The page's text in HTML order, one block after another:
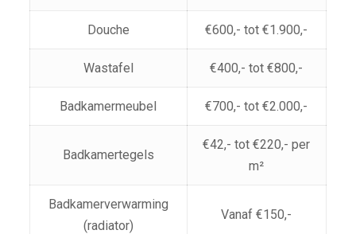
Douche €600,- tot €1.900,-
Wastafel €400,- tot €800,-
Badkamermeubel €700,- tot €2.000,-
Badkamertegels
€42,- tot €220,- per
m²
Badkamerverwarming
(radiator)
Vanaf €150,-